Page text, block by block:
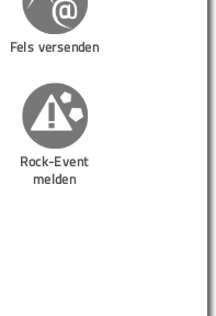
Fels versenden
Rock-Event
melden